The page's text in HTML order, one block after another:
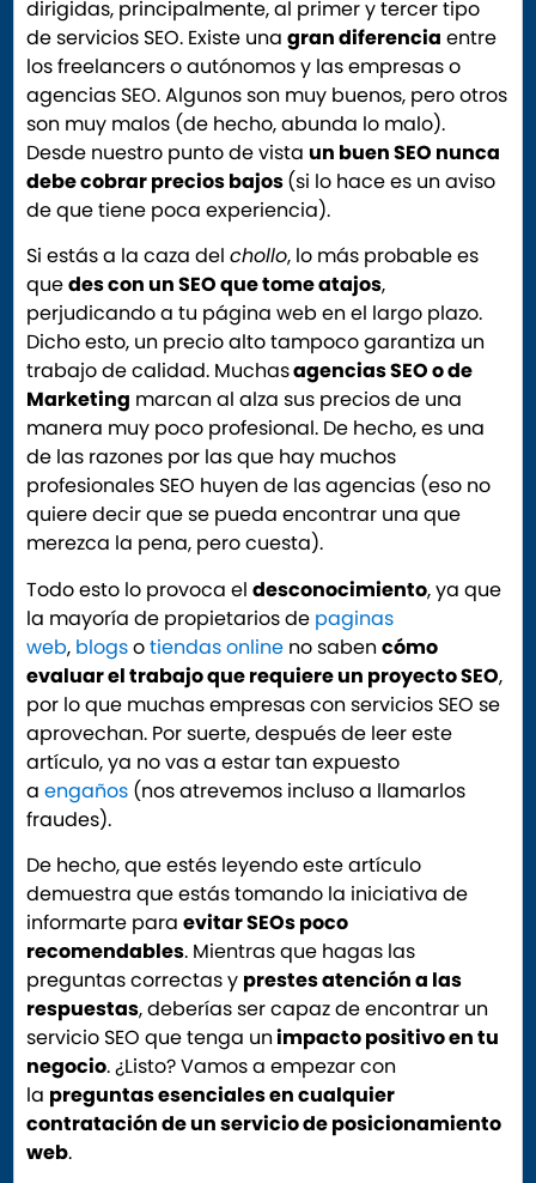
dirigidas, principalmente, al primer y tercer tipo
de servicios SEO. Existe unagran diferencia entre
los freelancers o autónomos y las empresas o
agencias SEO. Algunos son muy buenos, pero otros
son muy malos (de hecho, abunda lo malo).
Desde nuestro punto de vistaun buen SEO nunca
debe cobrar precios bajos(si lo hace es un aviso
de que tiene poca experiencia).
Si estás a la caza delchollo, lo más probable es
quedes con un SEO que tome atajos,
perjudicando a tu página web en el largo plazo.
Dicho esto, un precio alto tampoco garantiza un
trabajo de calidad. Muchasagencias SEO o de
Marketing marcan al alza sus precios de una
manera muy poco profesional. De hecho, es una
de las razones por las que hay muchos
profesionales SEO huyen de las agencias (eso no
quiere decir que se pueda encontrar una que
merezca la pena, pero cuesta).
Todo esto lo provoca eldesconocimiento, ya que
la mayoría de propietarios de paginas
web, blogsotiendas online no sabencómo
evaluar el trabajo que requiere un proyecto SEO,
por lo que muchas empresas con servicios SEO se
aprovechan. Por suerte, después de leer este
artículo, ya no vas a estar tan expuesto
aengaños (nos atrevemos incluso a llamarlos
fraudes).
De hecho, que estés leyendo este artículo
demuestra que estás tomando la iniciativa de
informarte paraevitar SEOs poco
recomendables. Mientras que hagas las
preguntas correctas y prestes atención a las
respuestas, deberías ser capaz de encontrar un
servicio SEO que tenga unimpacto positivo en tu
negocio. ¿Listo? Vamos a empezar con
la preguntas esenciales en cualquier
contratación de un servicio de posicionamiento
web.